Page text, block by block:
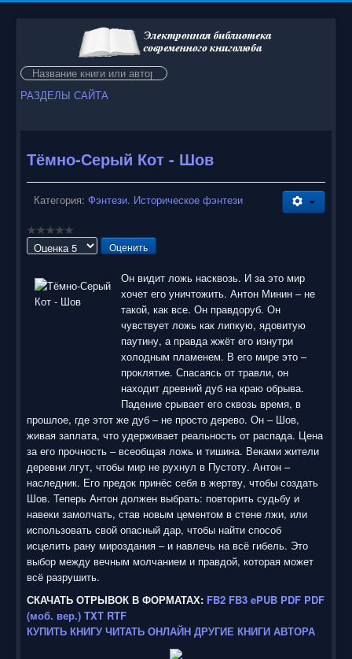
Искать...
РАЗДЕЛЫ САЙТА
Тёмно-Серый Кот - Шов
Категория: Фэнтези. Историческое фэнтези
Пожалуйста,
Он видит ложь насквозь. И за это мир
хочет его уничтожить. Антон Минин – не
такой, как все. Он правдоруб. Он
чувствует ложь как липкую, ядовитую
паутину, а правда жжёт его изнутри
холодным пламенем. В его мире это –
проклятие. Спасаясь от травли, он
находит древний дуб на краю обрыва.
Падение срывает его сквозь время, в
прошлое, где этот же дуб – не просто дерево. Он – Шов,
живая заплата, что удерживает реальность от распада. Цена
за его прочность – всеобщая ложь и тишина. Веками жители
деревни лгут, чтобы мир не рухнул в Пустоту. Антон –
наследник. Его предок принёс себя в жертву, чтобы создать
Шов. Теперь Антон должен выбрать: повторить судьбу и
навеки замолчать, став новым цементом в стене лжи, или
использовать свой опасный дар, чтобы найти способ
исцелить рану мироздания – и навлечь на всё гибель. Это
выбор между вечным молчанием и правдой, которая может
всё разрушить.
СКАЧАТЬ ОТРЫВОК В ФОРМАТАХ: FB2 FB3 ePUB PDF PDF
(моб. вер.) TXT RTF
КУПИТЬ КНИГУ ЧИТАТЬ ОНЛАЙН ДРУГИЕ КНИГИ АВТОРА